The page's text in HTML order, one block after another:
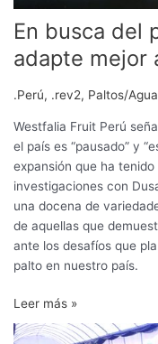
En busca del
adapte mejor
.Perú, .rev2, Paltos/
Westfalia Fruit Perú
el país es “pausado” y
expansión que ha
investigaciones con
una docena de
de aquellas que
ante los desafíos que
palto en nuestro país.
peruano
Leer más »
Portainjertos